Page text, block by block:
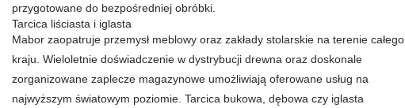
przygotowane do bezpośredniej obróbki.
Tarcica liściasta i iglasta
Mabor zaopatruje przemysł meblowy oraz zakłady stolarskie na terenie całego
kraju. Wieloletnie doświadczenie w dystrybucji drewna oraz doskonale
zorganizowane zaplecze magazynowe umożliwiają oferowane usług na
najwyższym światowym poziomie. Tarcica bukowa, dębowa czy iglasta